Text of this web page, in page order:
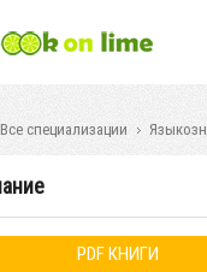
Все специализации
PDF КНИГИ